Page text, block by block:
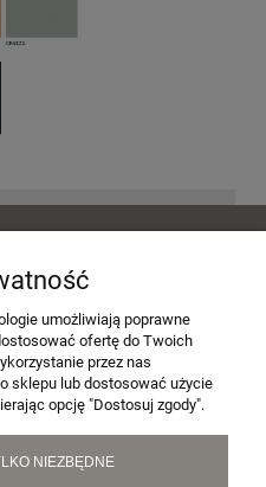
DOSTAWA
umożliwiają poprawne
ofertę do Twoich
przez nas
sklepu lub dostosować użycie
opcję "Dostosuj zgody".
NIEZBĘDNE